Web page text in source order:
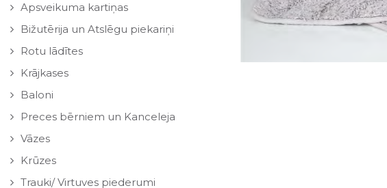
Apsveikuma kartiņas
Bižutērija un Atslēgu piekariņi
Rotu lādītes
Krājkases
Baloni
Preces bērniem un Kanceleja
Vāzes
Krūzes
Trauki/ Virtuves piederumi